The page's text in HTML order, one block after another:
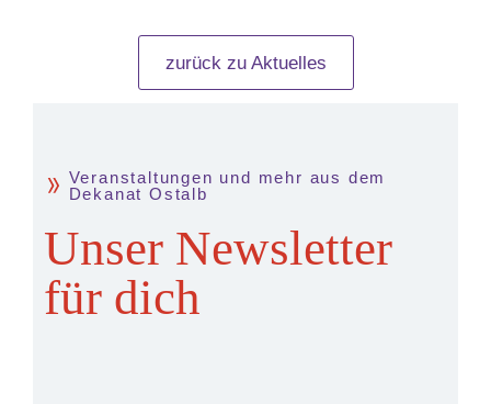
zurück zu Aktuelles
Veranstaltungen und mehr aus dem
Dekanat Ostalb
Unser Newsletter
für dich